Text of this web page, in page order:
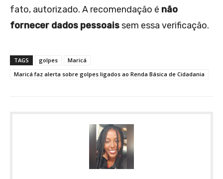
fato, autorizado. A recomendação é não
fornecer dados pessoaissem essa verificação.
TAGS golpes
Maricá
Maricá faz alerta sobre golpes ligados ao Renda Básica de Cidadania